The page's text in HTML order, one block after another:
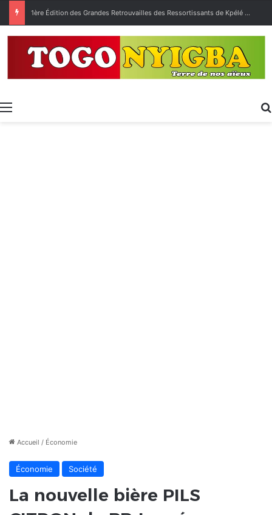
1ère Édition des Grandes Retrouvailles des Ressortissants de Kpélé Govié Apégamé / Sokpé
Menu
Accueil / Économie
Économie Société
La nouvelle bière PILS